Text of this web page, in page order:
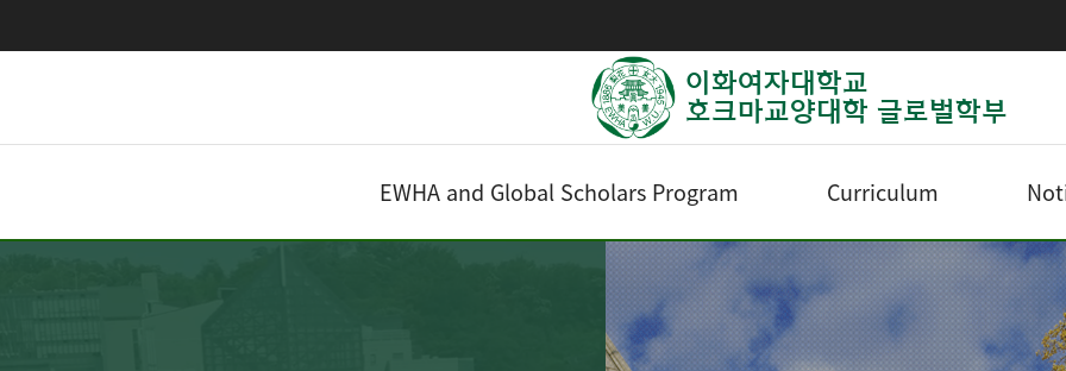
이화여자대학교
호크마교양대학 글로벌학부
EWHA and Global Scholars Program Curriculum